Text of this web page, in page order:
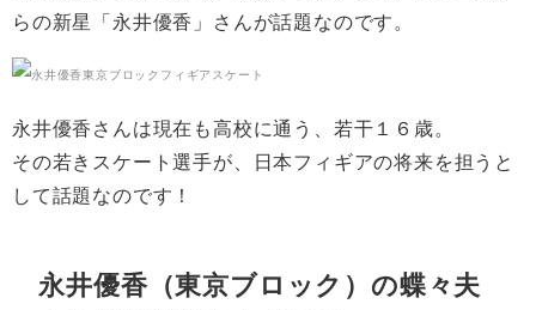
らの新星「永井優香」さんが話題なのです。
永井優香さんは現在も高校に通う、若干１６歳。
その若きスケート選手が、日本フィギアの将来を担うと
して話題なのです！
永井優香（東京ブロック）の蝶々夫